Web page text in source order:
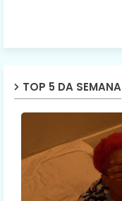
TOP 5 DA SEMANA